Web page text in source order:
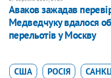
Аваков зажадав
Медведчуку вдалося
перельотів у Москву
США РОСІЯ